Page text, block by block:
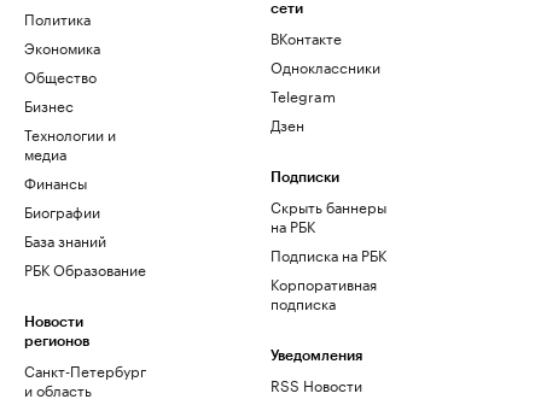
Политика
Экономика
Общество
Бизнес
Технологии и
медиа
Финансы
Биографии
База знаний
РБК Образование
Новости
регионов
Санкт-Петербург
и область
сети
ВКонтакте
Одноклассники
Telegram
Дзен
Подписки
Скрыть баннеры
на РБК
Подписка на РБК
Корпоративная
подписка
Уведомления
RSS Новости